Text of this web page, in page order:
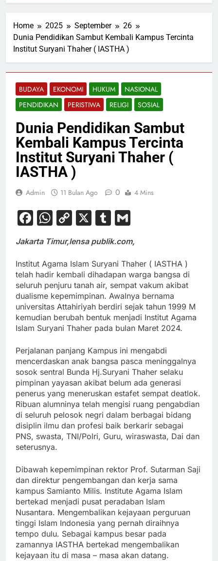
Home 2025 September
26
Dunia Pendidikan Sambut Kembali Kampus Tercinta
Institut Suryani Thaher ( IASTHA )
BUDAYA EKONOMI HUKUM
NASIONAL
PENDIDIKAN
PERISTIWA RELIGI SOSIAL
Dunia Pendidikan Sambut
Kembali Kampus Tercinta
Institut Suryani Thaher (
IASTHA )
Admin 11 Bulan Ago 0 4 Mins
Facebook
WhatsApp
Copy
X Tumblr
Jakarta Timur,lensa publik.com,
Institut Agama Islam Suryani Thaher ( IASTHA )
telah hadir kembali dihadapan warga bangsa di
seluruh penjuru tanah air, sempat vakum akibat
dualisme kepemimpinan. Awalnya bernama
universitas Attahiriyah berdiri sejak tahun 1999 M
kemudian berubah bentuk menjadi Institut Agama
Islam Suryani Thaher pada bulan Maret 2024.
Perjalanan panjang Kampus ini mengabdi
mencerdaskan anak bangsa pasca meninggalnya
sosok sentral Bunda Hj.Suryani Thaher selaku
pimpinan yayasan akibat belum ada generasi
penerus yang meneruskan estafet sempat deatlok.
Ribuan alumninya telah mengisi ruang pengabdian
di seluruh pelosok negri dalam berbagai bidang
disiplin ilmu dan profesi baik berkarir sebagai
PNS, swasta, TNI/Polri, Guru, wiraswasta, Dai dan
seterusnya.
Dibawah kepemimpinan rektor Prof. Sutarman Saji
dan direktur pengembangan dan kerja sama
kampus Samianto Milis. Institute Agama Islam
bertekad menjadi pusat peradaban Islam
Nusantara. Mengembalikan kejayaan perguruan
tinggi Islam Indonesia yang pernah diraihnya
tempo dulu. Sebagai kampus besar pada
zamannya IASTHA bertekad mengembalikan
kejayaan itu di masa – masa akan datang.